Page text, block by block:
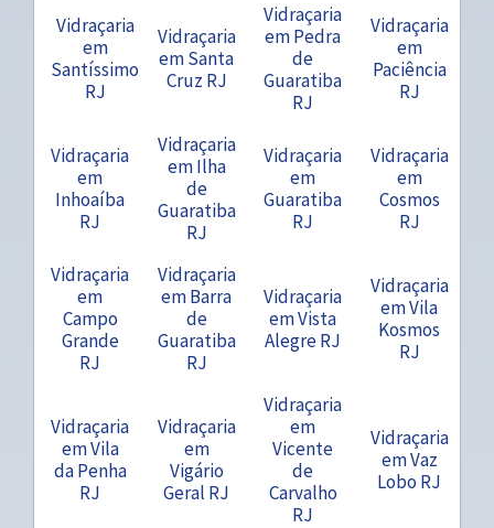
Vidraçaria
em
Santíssimo
RJ
Vidraçaria
em Santa
Cruz RJ
Vidraçaria
em Pedra
de
Guaratiba
RJ
Vidraçaria
em
Paciência
RJ
Vidraçaria
em
Inhoaíba
RJ
Vidraçaria
em Ilha
de
Guaratiba
RJ
Vidraçaria
em
Guaratiba
RJ
Vidraçaria
em
Cosmos
RJ
Vidraçaria
em
Campo
Grande
RJ
Vidraçaria
em Barra
de
Guaratiba
RJ
Vidraçaria
em Vista
Alegre RJ
Vidraçaria
em Vila
Kosmos
RJ
Vidraçaria
em Vila
da Penha
RJ
Vidraçaria
em
Vigário
Geral RJ
Vidraçaria
em
Vicente
de
Carvalho
RJ
Vidraçaria
em Vaz
Lobo RJ